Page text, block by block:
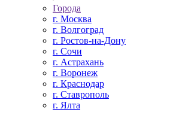
Города
г. Москва
г. Волгоград
г. Ростов-на-Дону
г. Сочи
г. Астрахань
г. Воронеж
г. Краснодар
г. Ставрополь
г. Ялта